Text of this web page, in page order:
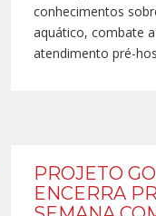
conhecimentos
aquático, combate
atendimento pré-
PROJETO
ENCERRA